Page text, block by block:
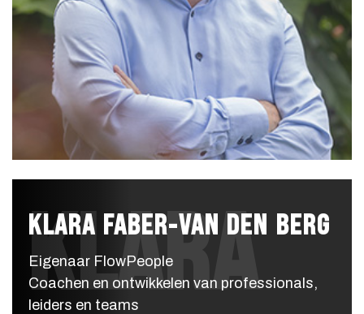
KLARA FABER-VAN DEN BERG
Eigenaar FlowPeople
Coachen en ontwikkelen van professionals,
leiders en teams
KLARA